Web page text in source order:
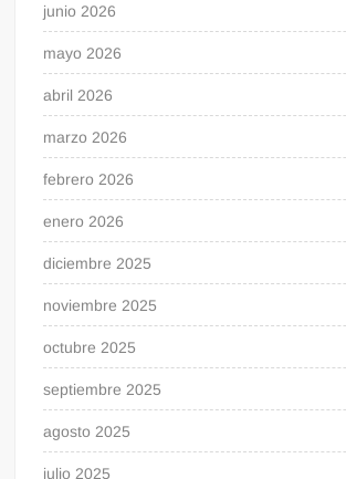
junio 2026
mayo 2026
abril 2026
marzo 2026
febrero 2026
enero 2026
diciembre 2025
noviembre 2025
octubre 2025
septiembre 2025
agosto 2025
julio 2025